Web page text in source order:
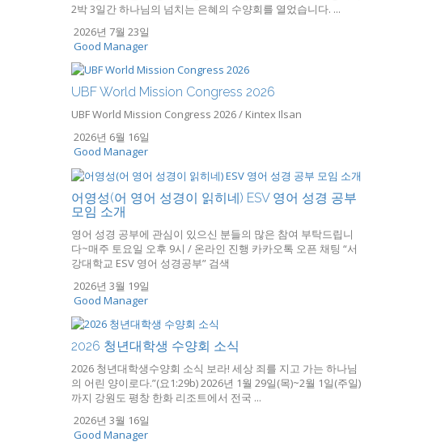
2박 3일간 하나님의 넘치는 은혜의 수양회를 열었습니다. ...
2026년 7월 23일
Good Manager
UBF World Mission Congress 2026
UBF World Mission Congress 2026 / Kintex Ilsan
2026년 6월 16일
Good Manager
어영성(어 영어 성경이 읽히네) ESV 영어 성경 공부
모임 소개
영어 성경 공부에 관심이 있으신 분들의 많은 참여 부탁드립니
다~매주 토요일 오후 9시 / 온라인 진행 카카오톡 오픈 채팅 “서
강대학교 ESV 영어 성경공부” 검색
2026년 3월 19일
Good Manager
2026 청년대학생 수양회 소식
2026 청년대학생수양회 소식 보라! 세상 죄를 지고 가는 하나님
의 어린 양이로다.”(요1:29b) 2026년 1월 29일(목)~2월 1일(주일)
까지 강원도 평창 한화 리조트에서 전국 ...
2026년 3월 16일
Good Manager